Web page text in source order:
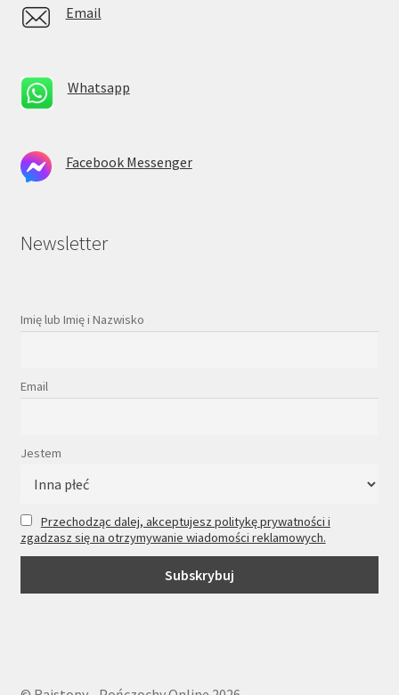
Email
Whatsapp
Facebook Messenger
Newsletter
Imię lub Imię i Nazwisko
Email
Jestem
Przechodząc dalej, akceptujesz politykę prywatności i
zgadzasz się na otrzymywanie wiadomości reklamowych.